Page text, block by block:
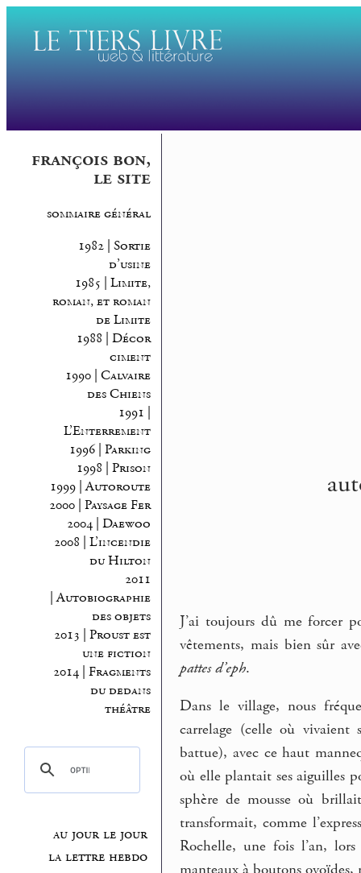
françois bon,
le site
sommaire général
1982 | Sortie
d’usine
1985 | Limite,
roman, et roman
de Limite
1988 | Décor
ciment
1990 | Calvaire
des Chiens
1991 |
L’Enterrement
1996 | Parking
1998 | Prison
1999 | Autoroute
2000 | Paysage Fer
2004 | Daewoo
2008 | L’incendie
du Hilton
2011
| Autobiographie
des objets
2013 | Proust est
une fiction
2014 | Fragments
du dedans
théâtre
au jour le jour
la lettre hebdo
J’ai toujours dû me forcer
vêtements, mais bien sûr
pattes d’eph.
Dans le village, nous
carrelage (celle où vivaient
battue), avec ce haut
où elle plantait ses aiguilles
sphère de mousse où
transformait, comme
Rochelle, une fois l’an,